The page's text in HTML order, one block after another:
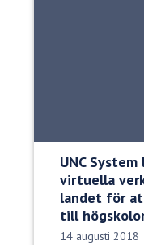
UNC
virtuella
landet för
till
Publiceringsdatum:
14 augusti 2018